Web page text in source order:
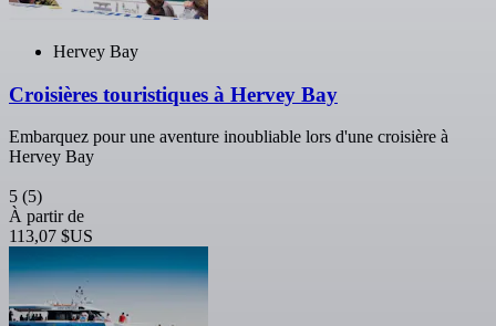
Hervey Bay
Croisières touristiques à Hervey Bay
Embarquez pour une aventure inoubliable lors d'une croisière à
Hervey Bay
5 (5)
À partir de
113,07 $US